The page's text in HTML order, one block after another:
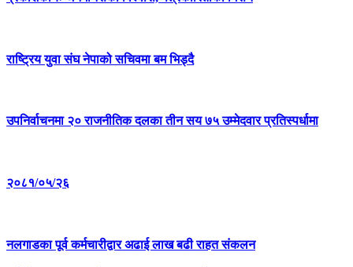
राष्ट्रिय युवा संघ नेपाको सचिवमा बम भिड्दै
उपनिर्वाचनमा २० राजनीतिक दलका तीन सय ७५ उम्मेदवार प्रतिस्पर्धामा
२०८१/०५/२६
नलगाडका पूर्व कर्मचारीद्वार अढाई लाख बढी राहत संकलन